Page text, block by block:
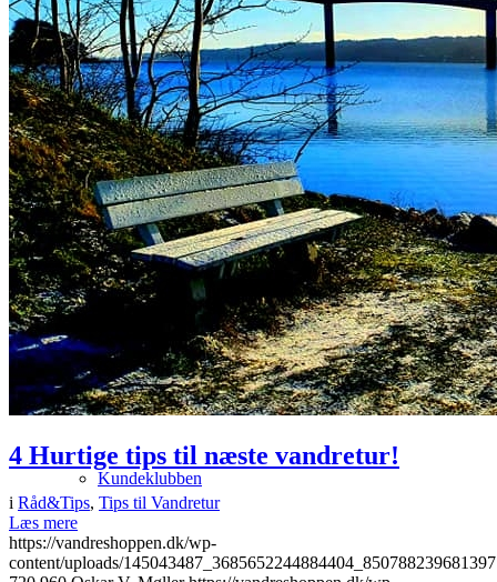
Information
Miljøet
Levering
Returformular
Kundeklubben
4 Hurtige tips til næste vandretur!
i Råd&Tips, Tips til Vandretur
Læs mere
https://vandreshoppen.dk/wp-
content/uploads/